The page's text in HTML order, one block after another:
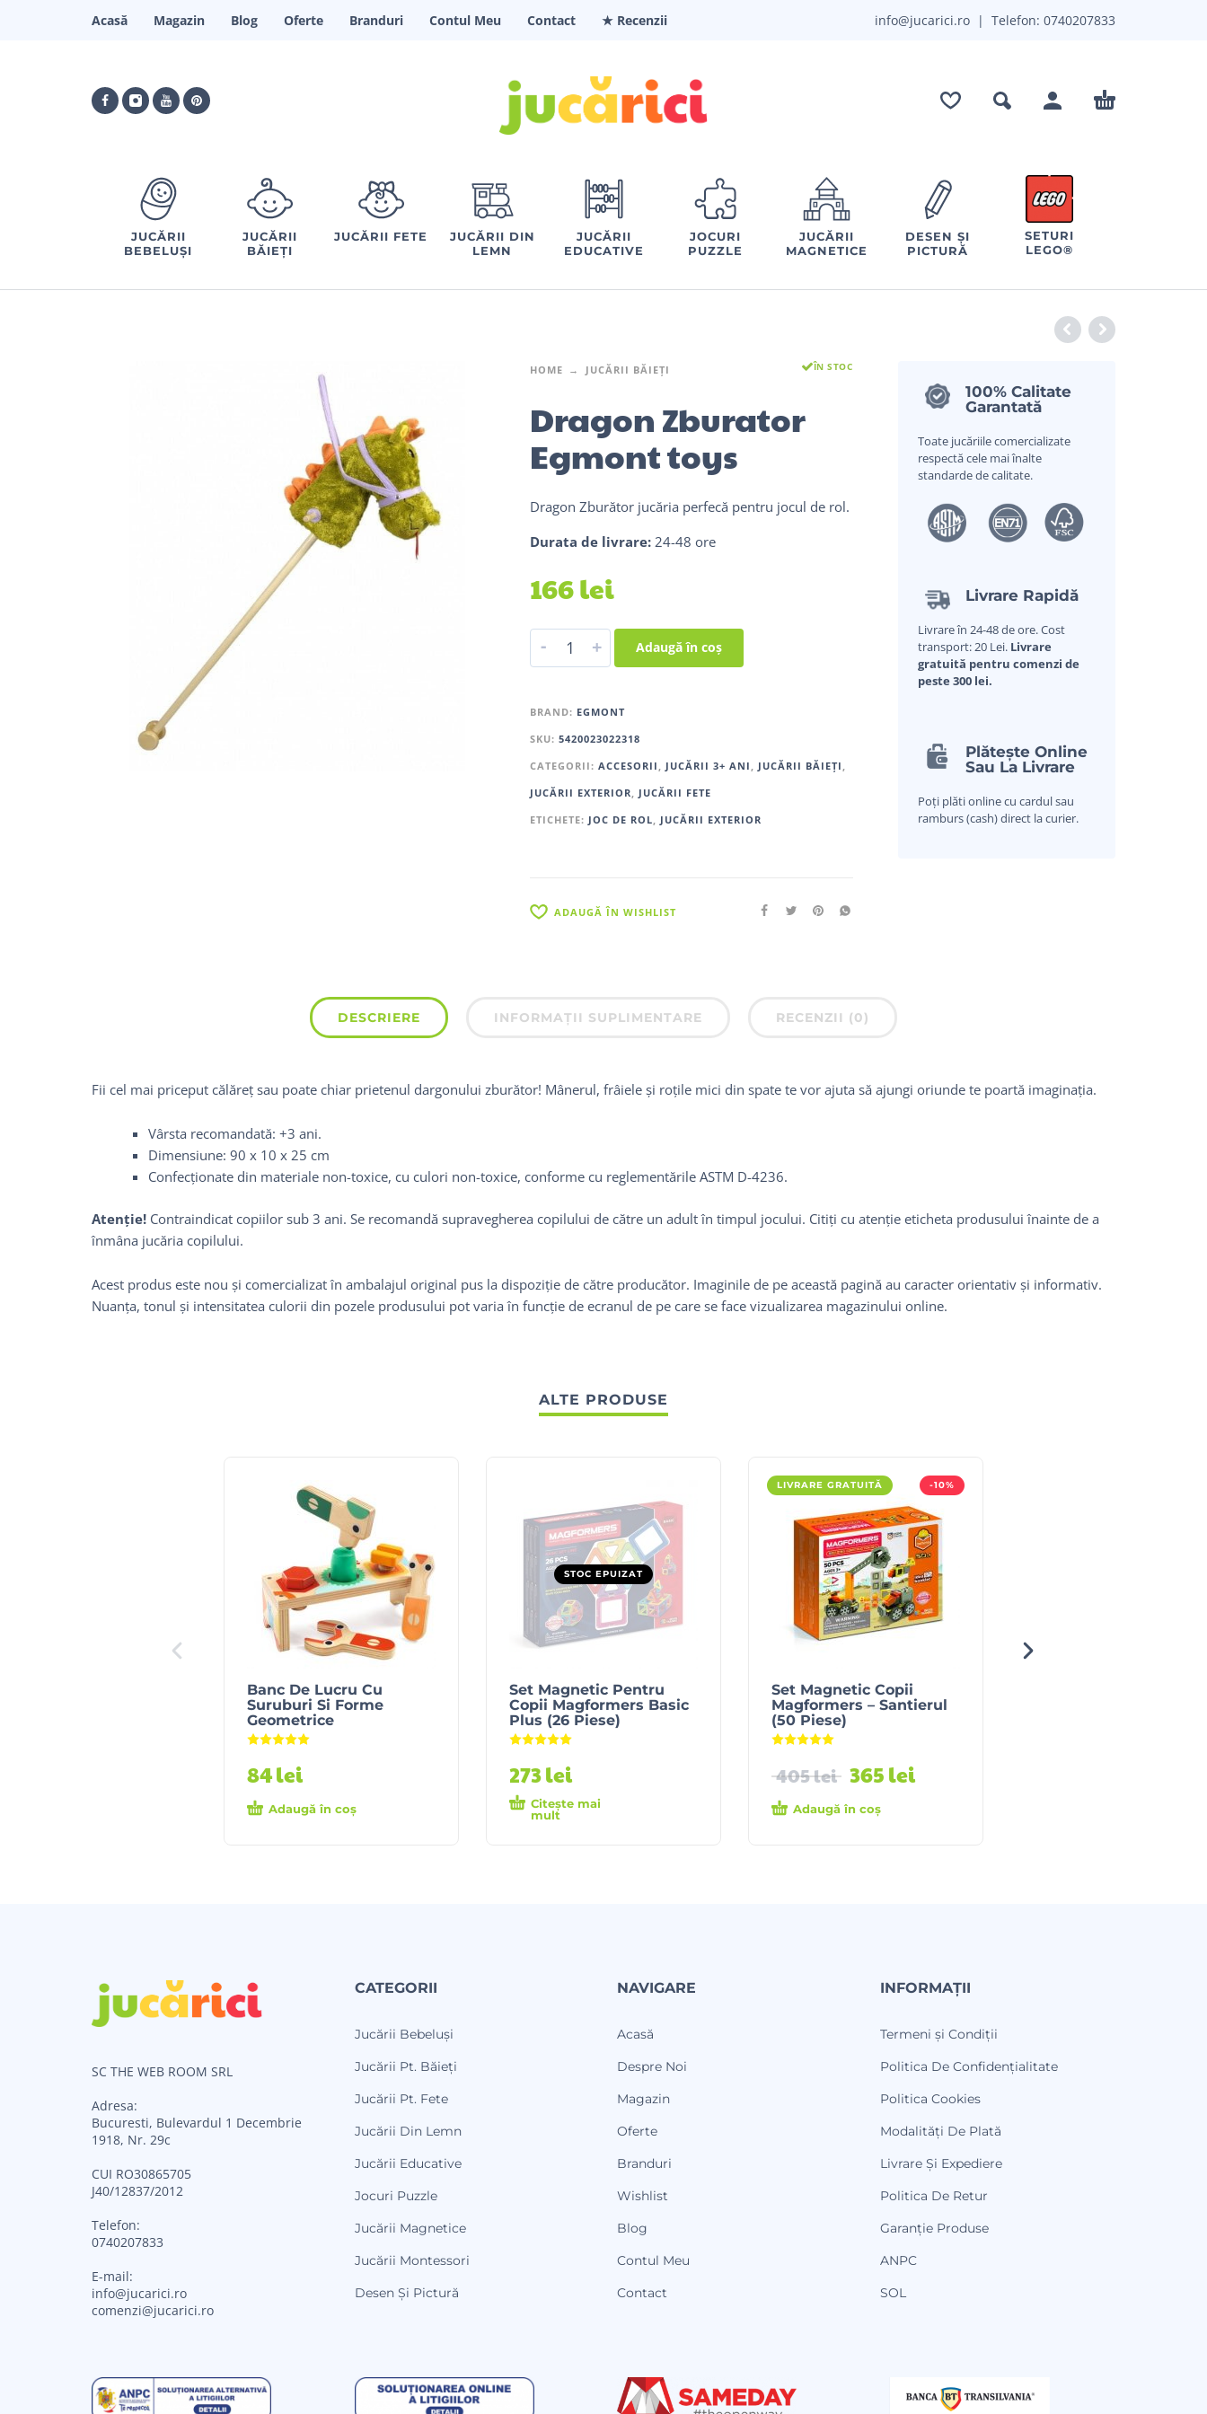
Acasă Magazin Blog Oferte Branduri Contul Meu Contact ★ Recenzii info@jucarici.ro | Telefon: 0740207833
JUCĂRII
BEBELUȘI
JUCĂRII
BĂIEȚI
JUCĂRII FETE
JUCĂRII DIN
LEMN
JUCĂRII
EDUCATIVE
JOCURI
PUZZLE
JUCĂRII
MAGNETICE
DESEN ȘI
PICTURĂ
SETURI
LEGO®
HOME JUCĂRII BĂIEȚI ÎN STOC
Dragon Zburator
Egmont toys
Dragon Zburător jucăria perfecă pentru jocul de rol.
Durata de livrare:24-48 ore
166lei
- + Adaugă în coș
BRAND: EGMONT
SKU: 5420023022318
CATEGORII: ACCESORII , JUCĂRII 3+ ANI , JUCĂRII BĂIEȚI ,
JUCĂRII EXTERIOR, JUCĂRII FETE
ETICHETE: JOC DE ROL, JUCĂRII EXTERIOR
ADAUGĂ ÎN WISHLIST
100% Calitate
Garantată
Toate jucăriile comercializate
respectă cele mai înalte
standarde de calitate.
Livrare Rapidă
Livrare în 24-48 de ore. Cost
transport: 20 Lei. Livrare
gratuită pentru comenzi de
peste 300 lei.
Plătește Online
Sau La Livrare
Poți plăti online cu cardul sau
ramburs (cash) direct la curier.
DESCRIERE INFORMAȚII SUPLIMENTARE RECENZII (0)
Fii cel mai priceput călăreț sau poate chiar prietenul dargonului zburător! Mânerul, frâiele și roțile mici din spate te vor ajuta să ajungi oriunde te poartă imaginația.
Vârsta recomandată: +3 ani.
Dimensiune: 90 x 10 x 25 cm
Confecționate din materiale non-toxice, cu culori non-toxice, conforme cu reglementările ASTM D-4236.
Atenție! Contraindicat copiilor sub 3 ani. Se recomandă supravegherea copilului de către un adult în timpul jocului. Citiți cu atenție eticheta produsului înainte de a
înmâna jucăria copilului.
Acest produs este nou și comercializat în ambalajul original pus la dispoziție de către producător. Imaginile de pe această pagină au caracter orientativ și informativ.
Nuanța, tonul și intensitatea culorii din pozele produsului pot varia în funcție de ecranul de pe care se face vizualizarea magazinului online.
ALTE PRODUSE
Banc De Lucru Cu
Suruburi Si Forme
Geometrice
84lei
Adaugă în coș
STOC EPUIZAT
Set Magnetic Pentru
Copii Magformers Basic
Plus (26 Piese)
273lei
Citește mai
mult
-10%
LIVRARE GRATUITĂ
Set Magnetic Copii
Magformers – Santierul
(50 Piese)
405lei 365lei
Adaugă în coș
SC THE WEB ROOM SRL
Adresa:
Bucuresti, Bulevardul 1 Decembrie
1918, Nr. 29c
CUI RO30865705
J40/12837/2012
Telefon:
0740207833
E-mail:
info@jucarici.ro
comenzi@jucarici.ro
CATEGORII
Jucării Bebeluși
Jucării Pt. Băieți
Jucării Pt. Fete
Jucării Din Lemn
Jucării Educative
Jocuri Puzzle
Jucării Magnetice
Jucării Montessori
Desen Și Pictură
NAVIGARE
Acasă
Despre Noi
Magazin
Oferte
Branduri
Wishlist
Blog
Contul Meu
Contact
INFORMAȚII
Termeni și Condiții
Politica De Confidențialitate
Politica Cookies
Modalități De Plată
Livrare Și Expediere
Politica De Retur
Garanție Produse
ANPC
SOL